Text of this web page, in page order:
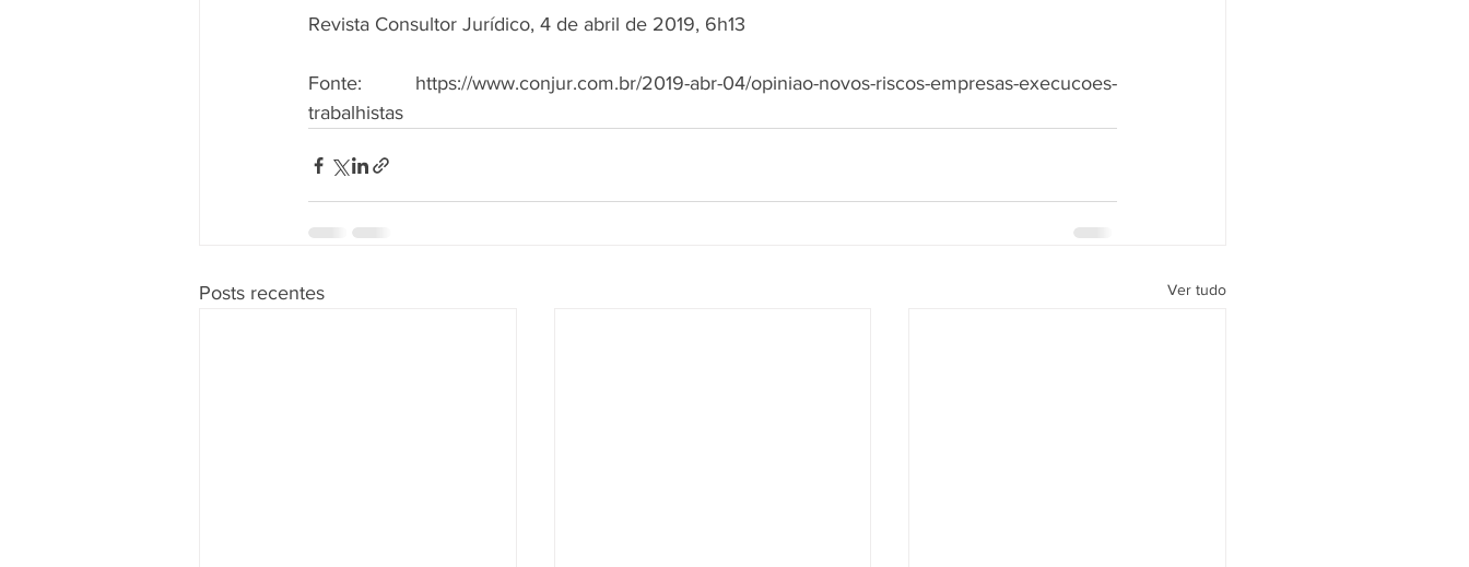
Revista Consultor Jurídico, 4 de abril de 2019, 6h13
Fonte: https://www.conjur.com.br/2019-abr-04/opiniao-novos-riscos-empresas-execucoes-
trabalhistas
Posts recentes Ver tudo